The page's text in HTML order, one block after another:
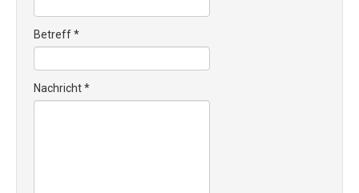
Betreff*
Nachricht*